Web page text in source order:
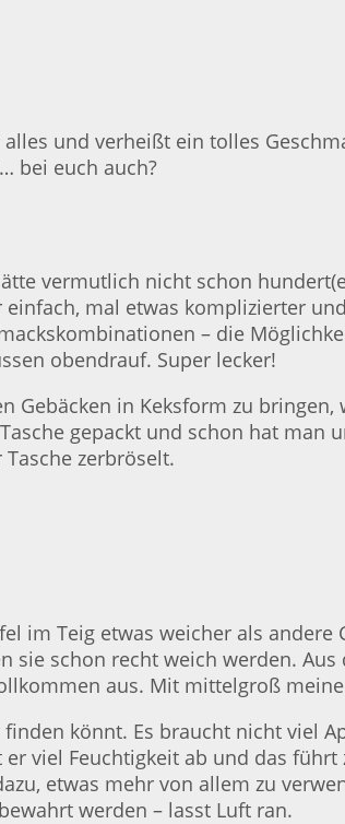
und verheißt ein tolles
bei euch auch?
vermutlich nicht schon
mal etwas komplizierter
– die
obendrauf. Super lecker!
in Keksform zu
gepackt und schon hat man
zerbröselt.
im Teig etwas weicher als
sie schon recht weich werden.
aus. Mit mittelgroß
könnt. Es braucht nicht viel
viel Feuchtigkeit ab und das
etwas mehr von allem zu
werden – lasst Luft ran.